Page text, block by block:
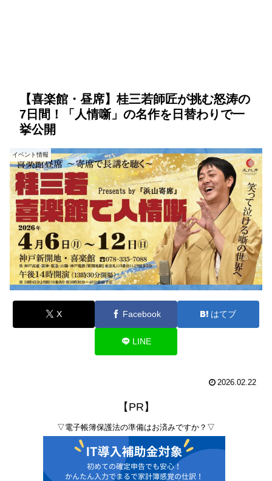
【喜楽館・昼席】桂三若師匠が挑む怒涛の
7日間！「人情噺」の名作を日替わりで一
挙公開
イベント情報
X Facebook はてブ
LINE
2026.02.22
【PR】
▽電子帳簿保護法の準備はお済みですか？▽